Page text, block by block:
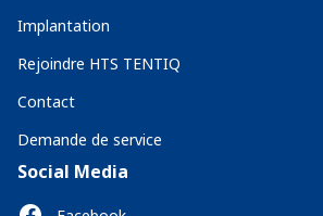
Implantation
Rejoindre HTS TENTIQ
Contact
Demande de service
Social Media